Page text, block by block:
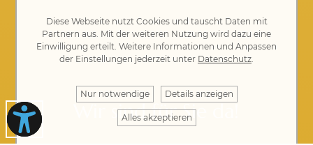
Wir sind für Sie da!
Diese Webseite nutzt Cookies und tauscht Daten mit
Partnern aus. Mit der weiteren Nutzung wird dazu eine
Einwilligung erteilt. Weitere Informationen und Anpassen
der Einstellungen jederzeit unter Datenschutz.
Nur notwendige Details anzeigen
Alles akzeptieren